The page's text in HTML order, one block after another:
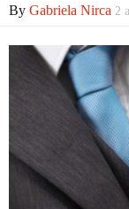
Economic
By Gabriela Nirca 2